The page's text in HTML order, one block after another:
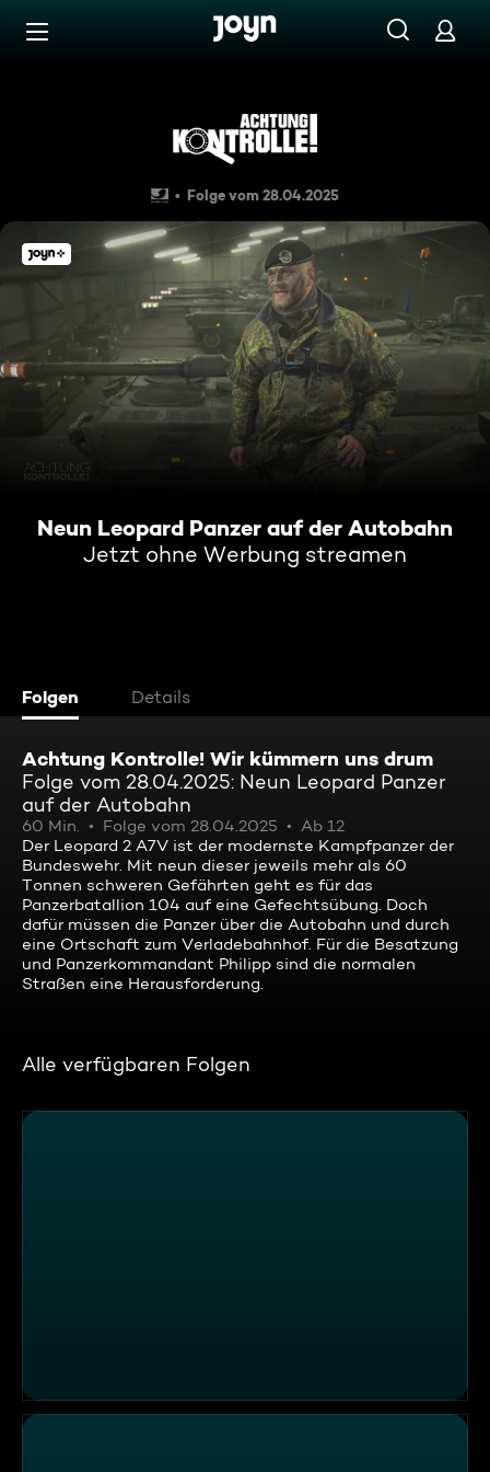
Zum Inhalt springen
Neun Leopard Panzer auf
Folge vom 28.04.2025
Neun Leopard Panzer auf der Autobahn
Jetzt ohne Werbung streamen
Folgen Details
Achtung Kontrolle! Wir kümmern uns drum
Folge vom 28.04.2025: Neun Leopard Panzer
auf der Autobahn
60 Min. Folge vom 28.04.2025
Ab 12
Der Leopard 2 A7V ist der modernste Kampfpanzer der
Bundeswehr. Mit neun dieser jeweils mehr als 60
Tonnen schweren Gefährten geht es für das
Panzerbatallion 104 auf eine Gefechtsübung. Doch
dafür müssen die Panzer über die Autobahn und durch
eine Ortschaft zum Verladebahnhof. Für die Besatzung
und Panzerkommandant Philipp sind die normalen
Straßen eine Herausforderung.
Alle verfügbaren Folgen
Verkehrsdienst Bremerhaven – Drei Reifen, ein Problem